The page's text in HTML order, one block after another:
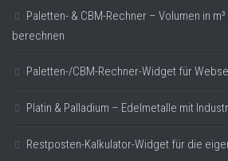
Paletten- & CBM-Rechner – Volumen in
berechnen
Paletten-/CBM-Rechner-Widget für
Platin & Palladium – Edelmetalle mit
Restposten-Kalkulator-Widget für die